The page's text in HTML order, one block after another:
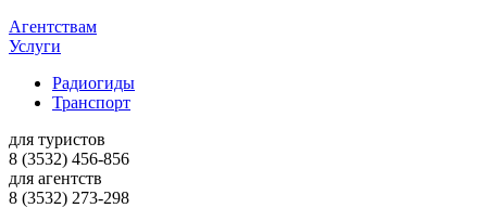
Агентствам
Услуги
Радиогиды
Транспорт
для туристов
8 (3532) 456-856
для агентств
8 (3532) 273-298